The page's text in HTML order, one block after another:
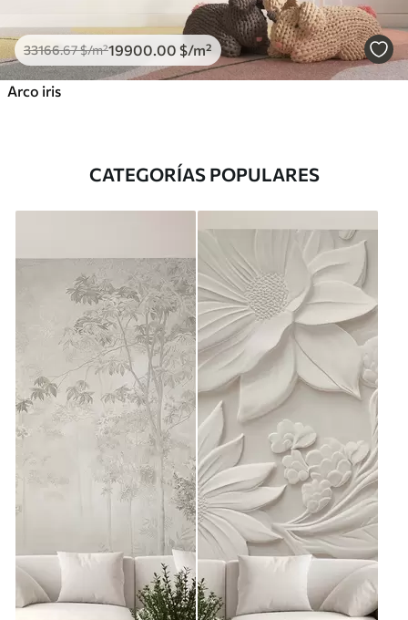
33166.67$/m²19900.00 $/m²
Arco iris
CATEGORÍAS POPULARES